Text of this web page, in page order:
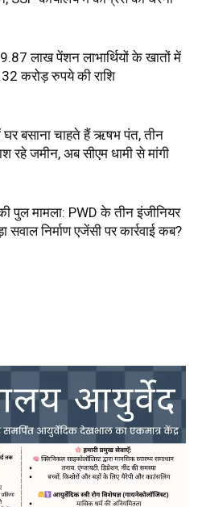
लाख पेंशन लाभार्थियों के खातों में
करोड़ रुपये की राशि
घर बसाना चाहते हैं ऋषभ पंत, तीन
रहे जमीन, अब सीएम धामी से मांगी
पुल मामला: PWD के तीन इंजीनियर
सवाल निर्माण एजेंसी पर कार्रवाई कब?